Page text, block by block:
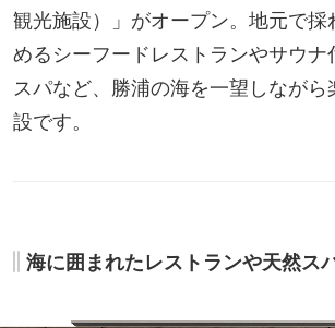
観光施設）」がオープン。地元で採
めるシーフードレストランやサウナ
スパなど、勝浦の海を一望しなが
設です。
海に囲まれたレストランや天然ス